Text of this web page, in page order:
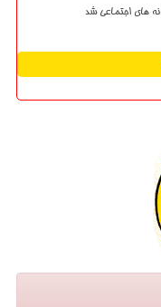
های اجتماعی شد